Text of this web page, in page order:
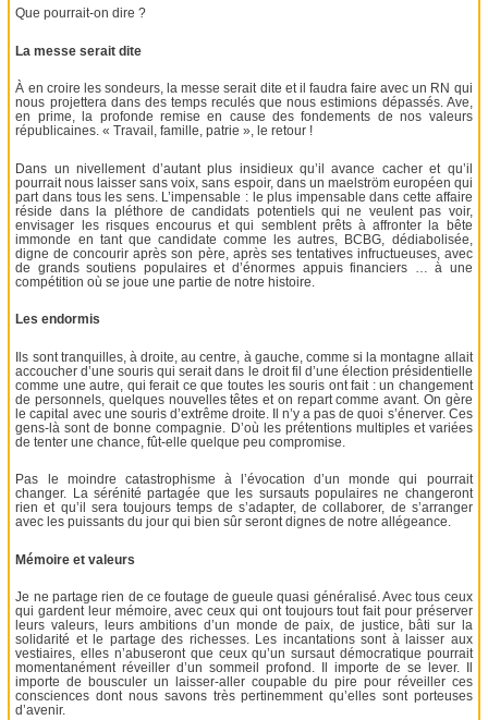
Que pourrait-on dire ?
La messe serait dite
À en croire les sondeurs, la messe serait dite et il faudra faire avec un RN qui
nous projettera dans des temps reculés que nous estimions dépassés. Ave,
en prime, la profonde remise en cause des fondements de nos valeurs
républicaines. « Travail, famille, patrie », le retour !
Dans un nivellement d’autant plus insidieux qu’il avance cacher et qu’il
pourrait nous laisser sans voix, sans espoir, dans un maelström européen qui
part dans tous les sens. L’impensable : le plus impensable dans cette affaire
réside dans la pléthore de candidats potentiels qui ne veulent pas voir,
envisager les risques encourus et qui semblent prêts à affronter la bête
immonde en tant que candidate comme les autres, BCBG, dédiabolisée,
digne de concourir après son père, après ses tentatives infructueuses, avec
de grands soutiens populaires et d’énormes appuis financiers … à une
compétition où se joue une partie de notre histoire.
Les endormis
Ils sont tranquilles, à droite, au centre, à gauche, comme si la montagne allait
accoucher d’une souris qui serait dans le droit fil d’une élection présidentielle
comme une autre, qui ferait ce que toutes les souris ont fait : un changement
de personnels, quelques nouvelles têtes et on repart comme avant. On gère
le capital avec une souris d’extrême droite. Il n’y a pas de quoi s’énerver. Ces
gens-là sont de bonne compagnie. D’où les prétentions multiples et variées
de tenter une chance, fût-elle quelque peu compromise.
Pas le moindre catastrophisme à l’évocation d’un monde qui pourrait
changer. La sérénité partagée que les sursauts populaires ne changeront
rien et qu’il sera toujours temps de s’adapter, de collaborer, de s’arranger
avec les puissants du jour qui bien sûr seront dignes de notre allégeance.
Mémoire et valeurs
Je ne partage rien de ce foutage de gueule quasi généralisé. Avec tous ceux
qui gardent leur mémoire, avec ceux qui ont toujours tout fait pour préserver
leurs valeurs, leurs ambitions d’un monde de paix, de justice, bâti sur la
solidarité et le partage des richesses. Les incantations sont à laisser aux
vestiaires, elles n’abuseront que ceux qu’un sursaut démocratique pourrait
momentanément réveiller d’un sommeil profond. Il importe de se lever. Il
importe de bousculer un laisser-aller coupable du pire pour réveiller ces
consciences dont nous savons très pertinemment qu’elles sont porteuses
d’avenir.